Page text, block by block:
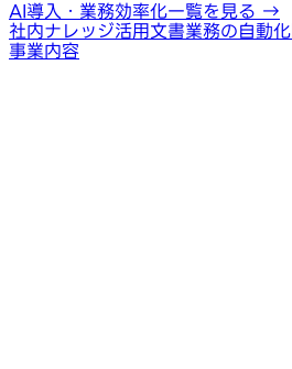
AI導入・業務効率化一覧を見る →
社内ナレッジ活用文書業務の自動化
事業内容